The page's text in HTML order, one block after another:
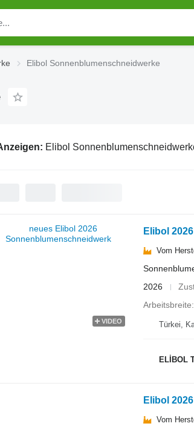
Elibol Sonnenblumenschneidwerke
Elibol
VIDEO
Elibol 2026
Vom
2026
Arbeitsbreite
Türkei,
ELİBOL
Elibol 2026
Vom